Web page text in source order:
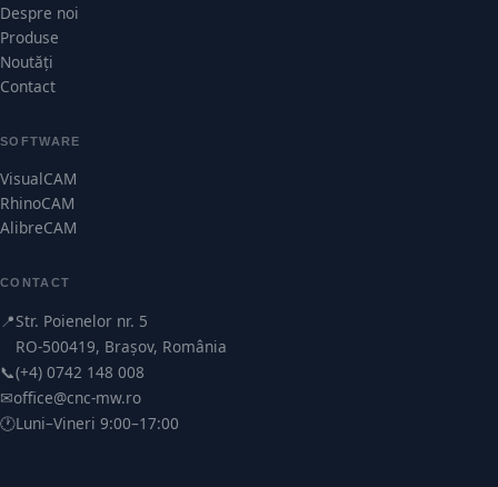
Despre noi
Produse
Noutăți
Contact
SOFTWARE
VisualCAM
RhinoCAM
AlibreCAM
CONTACT
📍Str. Poienelor nr. 5
RO-500419, Brașov, România
📞(+4) 0742 148 008
✉office@cnc-mw.ro
🕐Luni–Vineri 9:00–17:00